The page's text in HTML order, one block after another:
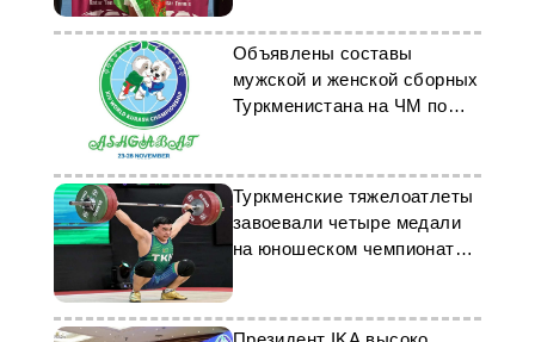
Объявлены составы
мужской и женской сборных
Туркменистана на ЧМ по
Туркменские тяжелоатлеты
завоевали четыре медали
на юношеском чемпионате